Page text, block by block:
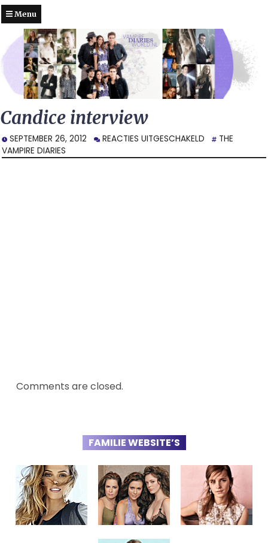
Menu
Candice interview
SEPTEMBER 26, 2012 REACTIES UITGESCHAKELD VOOR
INTERVIEW
THE
VAMPIRE DIARIES
Comments are closed.
FAMILIE WEBSITE’S